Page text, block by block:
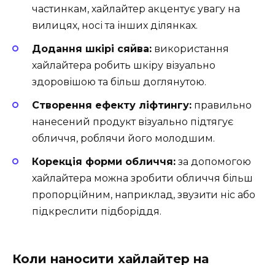
частинкам, хайлайтер акцентує увагу на
вилицях, носі та інших ділянках.
Додання шкірі сяйва: використання
хайлайтера робить шкіру візуально
здоровішою та більш доглянутою.
Створення ефекту ліфтингу: правильно
нанесений продукт візуально підтягує
обличчя, роблячи його молодшим.
Корекція форми обличчя: за допомогою
хайлайтера можна зробити обличчя більш
пропорційним, наприклад, звузити ніс або
підкреслити підборіддя.
Коли наносити хайлайтер на